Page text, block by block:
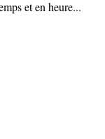
et en heure...